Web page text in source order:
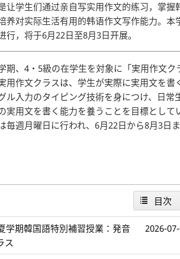
让学生们通过亲自写实用作文的练习，掌握
养对实际生活有用的韩语作文写作能力。本
行，将于6月22日至8月3日开展。
期、4・5級の在学生を対象に「実用作文ク
用作文クラスは、学生が実際に実用文を書
ル入力のタイピング技術を身につけ、日常
実用文を書く能力を養うことを目標として
毎週月曜日に行われ、6月22日から8月3日ま
目次
学期韓国語特別補習授業：発音
ス
2026-